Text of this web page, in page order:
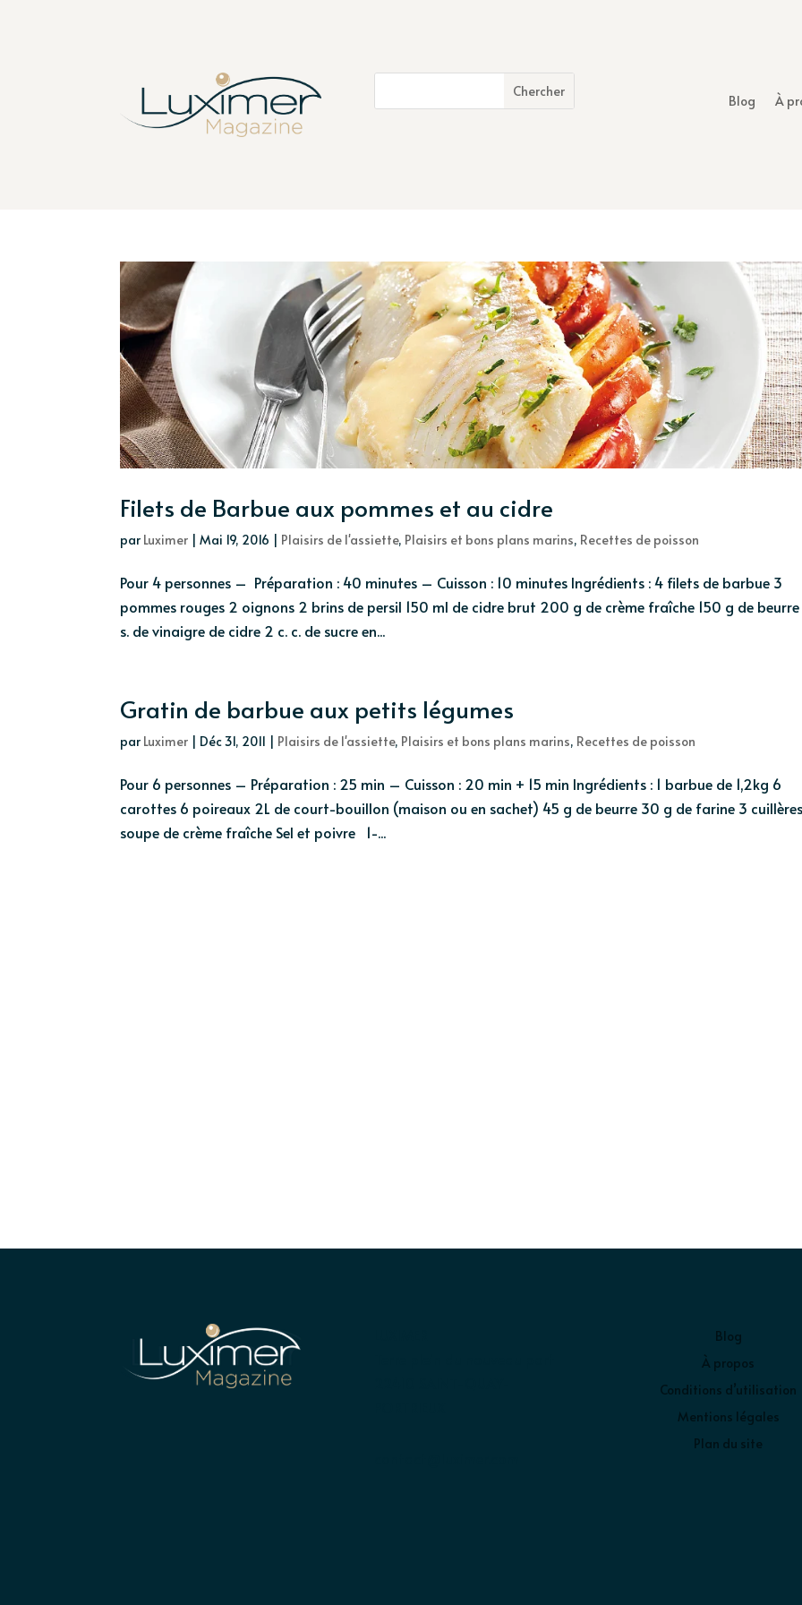
Blog À
Filets de Barbue aux pommes et au cidre
par Luximer |Mai 19, 2016 | Plaisirs de l'assiette, Plaisirs et bons plans marins, Recettes de poisson
Pour 4 personnes – Préparation : 40 minutes – Cuisson : 10 minutes Ingrédients : 4 filets de barbue 3
pommes rouges 2 oignons 2 brins de persil 150 ml de cidre brut 200 g de crème fraîche 150 g de beurre
s. de vinaigre de cidre 2 c. c. de sucre en...
Gratin de barbue aux petits légumes
par Luximer | Déc 31, 2011 | Plaisirs de l'assiette, Plaisirs et bons plans marins, Recettes de poisson
Pour 6 personnes – Préparation : 25 min – Cuisson : 20 min + 15 min Ingrédients : 1 barbue de 1,2kg 6
carottes 6 poireaux 2L de court-bouillon (maison ou en sachet) 45 g de beurre 30 g de farine 3
soupe de crème fraîche Sel et poivre 1-...
Blog
À propos
Conditions d’utilisation
Mentions légales
Plan du site